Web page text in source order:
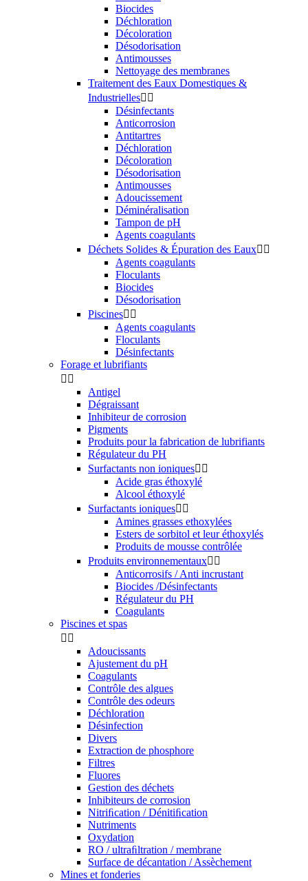
Biocides
Déchloration
Décoloration
Désodorisation
Antimousses
Nettoyage des membranes
Traitement des Eaux Domestiques &
Industrielles 
Désinfectants
Anticorrosion
Antitartres
Déchloration
Décoloration
Désodorisation
Antimousses
Adoucissement
Déminéralisation
Tampon de pH
Agents coagulants
Déchets Solides & Épuration des Eaux 
Agents coagulants
Floculants
Biocides
Désodorisation
Piscines 
Agents coagulants
Floculants
Désinfectants
Forage et lubrifiants
 
Antigel
Dégraissant
Inhibiteur de corrosion
Pigments
Produits pour la fabrication de lubrifiants
Régulateur du PH
Surfactants non ioniques 
Acide gras éthoxylé
Alcool éthoxylé
Surfactants ioniques 
Amines grasses ethoxylées
Esters de sorbitol et leur éthoxylés
Produits de mousse contrôlée
Produits environnementaux 
Anticorrosifs / Anti incrustant
Biocides /Désinfectants
Régulateur du PH
Coagulants
Piscines et spas
 
Adoucissants
Ajustement du pH
Coagulants
Contrôle des algues
Contrôle des odeurs
Déchloration
Désinfection
Divers
Extraction de phosphore
Filtres
Fluores
Gestion des déchets
Inhibiteurs de corrosion
Nitriﬁcation / Dénitiﬁcation
Nutriments
Oxydation
RO / ultraﬁltration / membrane
Surface de décantation / Assèchement
Mines et fonderies